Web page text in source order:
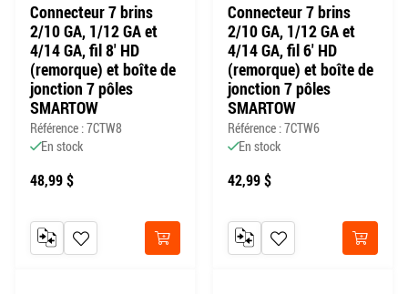
Connecteur 7 brins
2/10 GA, 1/12 GA et
4/14 GA, fil 8' HD
(remorque) et boîte de
jonction 7 pôles
SMARTOW
Référence : 7CTW8
En stock
48,99 $
Acheter
AJOUTER À MA LISTE DE SOUHAITS
AJOUTER AU COMPARATEUR
Connecteur 7 brins
2/10 GA, 1/12 GA et
4/14 GA, fil 6' HD
(remorque) et boîte de
jonction 7 pôles
SMARTOW
Référence : 7CTW6
En stock
42,99 $
Acheter
AJOUTER À MA LISTE DE
AJOUTER AU COMPARATEUR